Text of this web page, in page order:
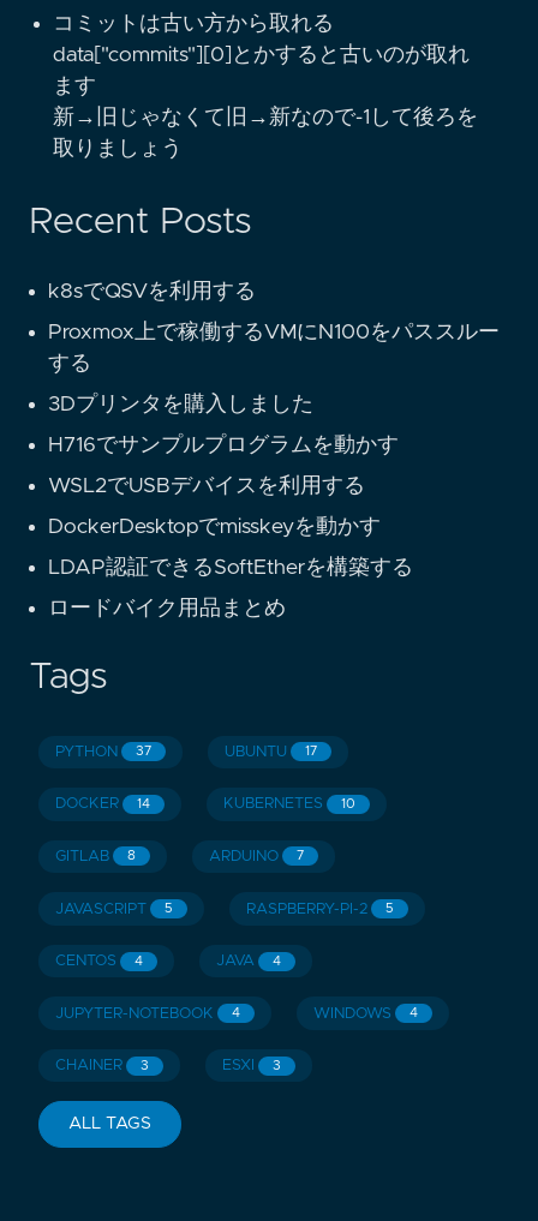
コミットは古い方から取れる
data["commits"][0]とかすると古いのが取れ
ます
新→旧じゃなくて旧→新なので-1して後ろを
取りましょう
Recent Posts
k8sでQSVを利用する
Proxmox上で稼働するVMにN100をパススルー
する
3Dプリンタを購入しました
H716でサンプルプログラムを動かす
WSL2でUSBデバイスを利用する
DockerDesktopでmisskeyを動かす
LDAP認証できるSoftEtherを構築する
ロードバイク用品まとめ
Tags
PYTHON 37 UBUNTU 17
DOCKER 14 KUBERNETES 10
GITLAB 8 ARDUINO 7
JAVASCRIPT 5 RASPBERRY-PI-2 5
CENTOS 4 JAVA 4
JUPYTER-NOTEBOOK 4 WINDOWS 4
CHAINER 3 ESXI 3
ALL TAGS